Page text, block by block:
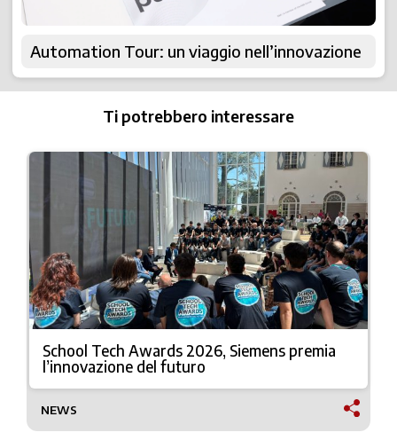
Automation Tour: un viaggio nell’innovazione
Ti potrebbero interessare
School Tech Awards 2026, Siemens premia
l’innovazione del futuro
NEWS